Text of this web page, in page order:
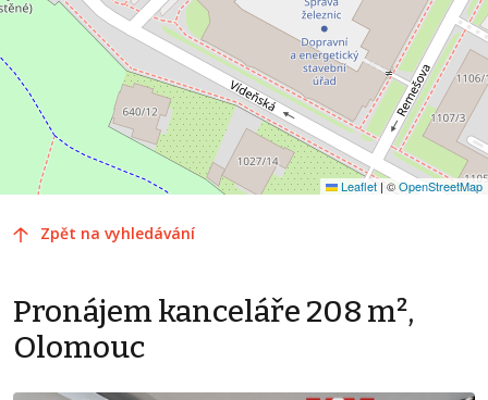
Leaflet | ©OpenStreetMap
Zpět na vyhledávání
Pronájem kanceláře 208 m²,
Olomouc